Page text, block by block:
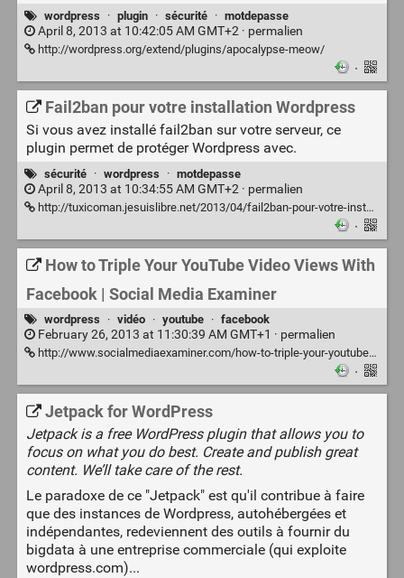
wordpress · plugin · sécurité · motdepasse
April 8, 2013 at 10:42:05 AM GMT+2 · permalien
http://wordpress.org/extend/plugins/apocalypse-meow/
·
Fail2ban pour votre installation Wordpress
Si vous avez installé fail2ban sur votre serveur, ce
plugin permet de protéger Wordpress avec.
sécurité · wordpress · motdepasse
April 8, 2013 at 10:34:55 AM GMT+2 · permalien
http://tuxicoman.jesuislibre.net/2013/04/fail2ban-pour-votre-installation-wordpress.html
·
How to Triple Your YouTube Video Views With
Facebook | Social Media Examiner
wordpress · vidéo · youtube · facebook
February 26, 2013 at 11:30:39 AM GMT+1 · permalien
http://www.socialmediaexaminer.com/how-to-triple-your-youtube-video-views-with-facebook/
·
Jetpack for WordPress
Jetpack is a free WordPress plugin that allows you to
focus on what you do best. Create and publish great
content. We’ll take care of the rest.
Le paradoxe de ce "Jetpack" est qu'il contribue à faire
que des instances de Wordpress, autohébergées et
indépendantes, redeviennent des outils à fournir du
bigdata à une entreprise commerciale (qui exploite
wordpress.com)...